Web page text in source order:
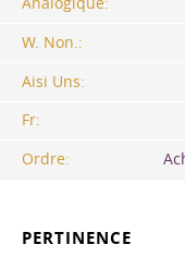
W. Non.:
Aisi Uns:
Fr:
Ordre:
PERTINENCE